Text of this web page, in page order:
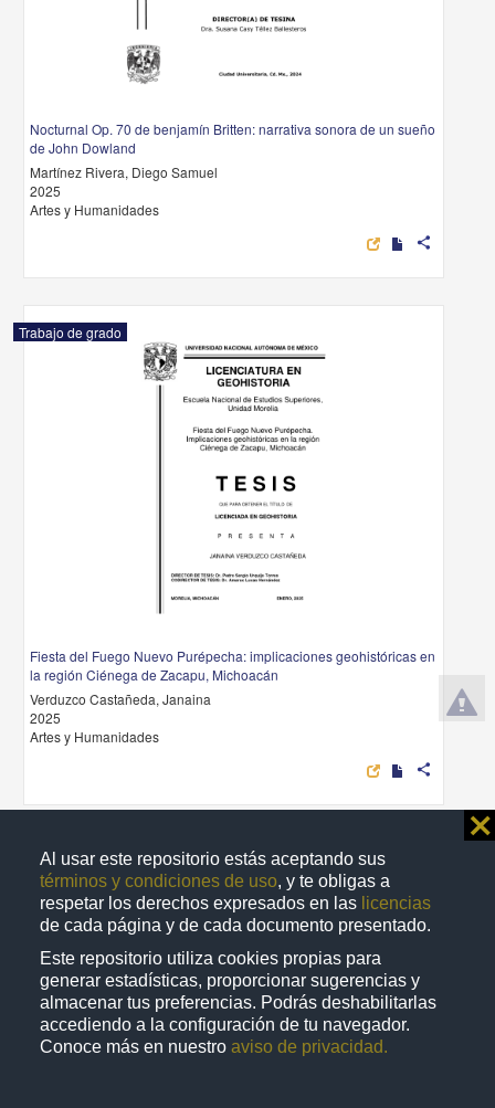
Al usar este repositorio estás aceptando sus
términos y condiciones de uso, y te obligas a
respetar los derechos expresados en las licencias
de cada página y de cada documento presentado.
Este repositorio utiliza cookies propias para
generar estadísticas, proporcionar sugerencias y
almacenar tus preferencias. Podrás deshabilitarlas
accediendo a la configuración de tu navegador.
Conoce más en nuestro aviso de privacidad.
⨯
Nocturnal Op. 70 de benjamín Britten: narrativa sonora de un sueño
de John Dowland
Martínez Rivera, Diego Samuel
2025
Artes y Humanidades
share
Trabajo de grado
Fiesta del Fuego Nuevo Purépecha: implicaciones geohistóricas en
la región Ciénega de Zacapu, Michoacán
Verduzco Castañeda, Janaina
2025
Artes y Humanidades
share
Trabajo de grado